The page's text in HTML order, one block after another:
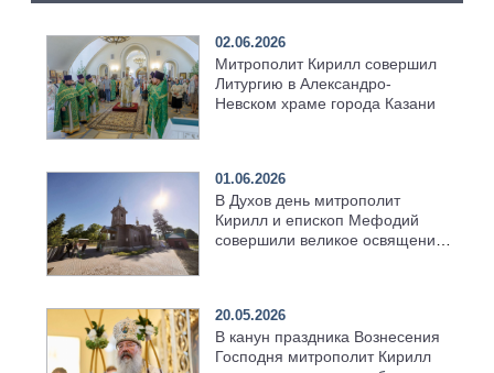
02.06.2026
Митрополит Кирилл совершил
Литургию в Александро-
Невском храме города Казани
01.06.2026
В Духов день митрополит
Кирилл и епископ Мефодий
совершили великое освящение
20.05.2026
В канун праздника Вознесения
Господня митрополит Кирилл